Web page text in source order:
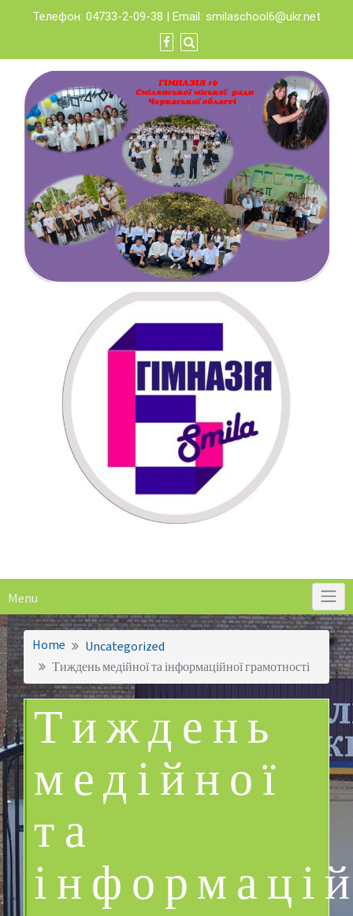
content
Телефон: 04733-2-09-38 | Email: smilaschool6@ukr.net
Menu
Home
Uncategorized
Тиждень медійної та інформаційної грамотності
Тиждень
медійної
та